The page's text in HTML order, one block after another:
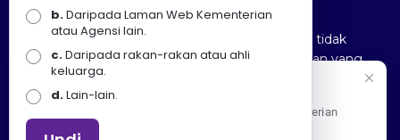
Penafian : Kerajaan Malaysia dan Kementerian
Pelancongan Seni dan Budaya (MOTAC) adalah tidak
bertanggungjawab atas kehilangan atau kerugian yang
disebabkan oleh penggunaan mana-mana maklumat
yang diperolehi dari portal ini.
b.Daripada Laman Web Kementerian
atau Agensi lain.
c.Daripada rakan-rakan atau ahli
keluarga.
d.Lain-lain.
Apa Khabar! Selamat datang ke Portal Rasmi Kementerian
Pelancongan, Seni dan Budaya